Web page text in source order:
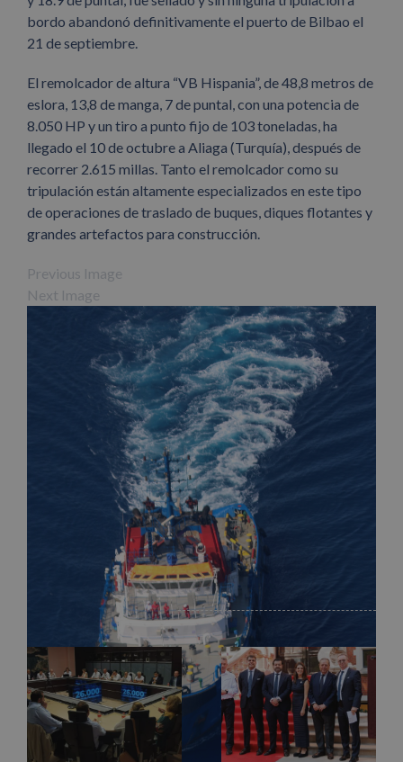
bordo abandonó definitivamente el puerto de Bilbao el
21 de septiembre.
El remolcador de altura “VB Hispania”, de 48,8 metros de
eslora, 13,8 de manga, 7 de puntal, con una potencia de
8.050 HP y un tiro a punto fijo de 103 toneladas, ha
llegado el 10 de octubre a Aliaga (Turquía), después de
recorrer 2.615 millas. Tanto el remolcador como su
tripulación están altamente especializados en este tipo
de operaciones de traslado de buques, diques flotantes y
grandes artefactos para construcción.
Previous Image
Next Image
Facebook
X LinkedInWhatsApp
Artículos relacionados